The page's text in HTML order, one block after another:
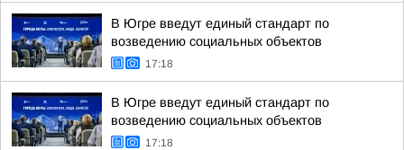
В Югре введут единый стандарт по
возведению социальных объектов
17:18
В Югре введут единый стандарт по
возведению социальных объектов
17:18